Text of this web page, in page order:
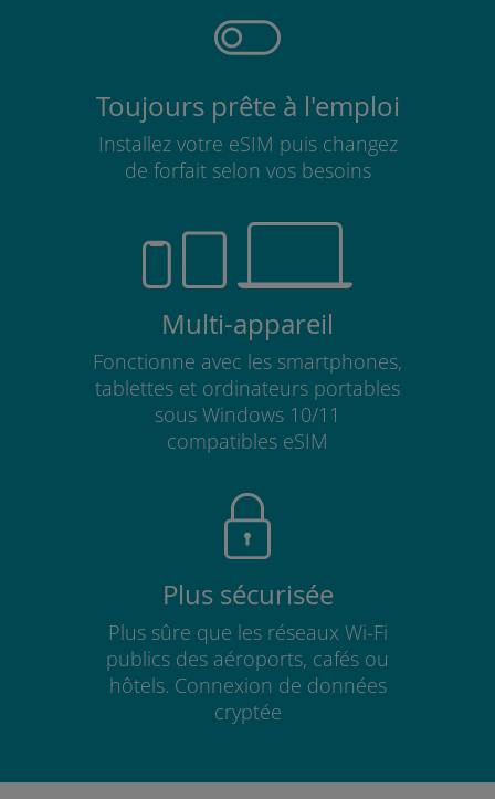
Toujours prête à l'emploi
Installez votre eSIM puis changez
de forfait selon vos besoins
Multi-appareil
Fonctionne avec les smartphones,
tablettes et ordinateurs portables
sous Windows 10/11
compatibles eSIM
Plus sécurisée
Plus sûre que les réseaux Wi-Fi
publics des aéroports, cafés ou
hôtels. Connexion de données
cryptée